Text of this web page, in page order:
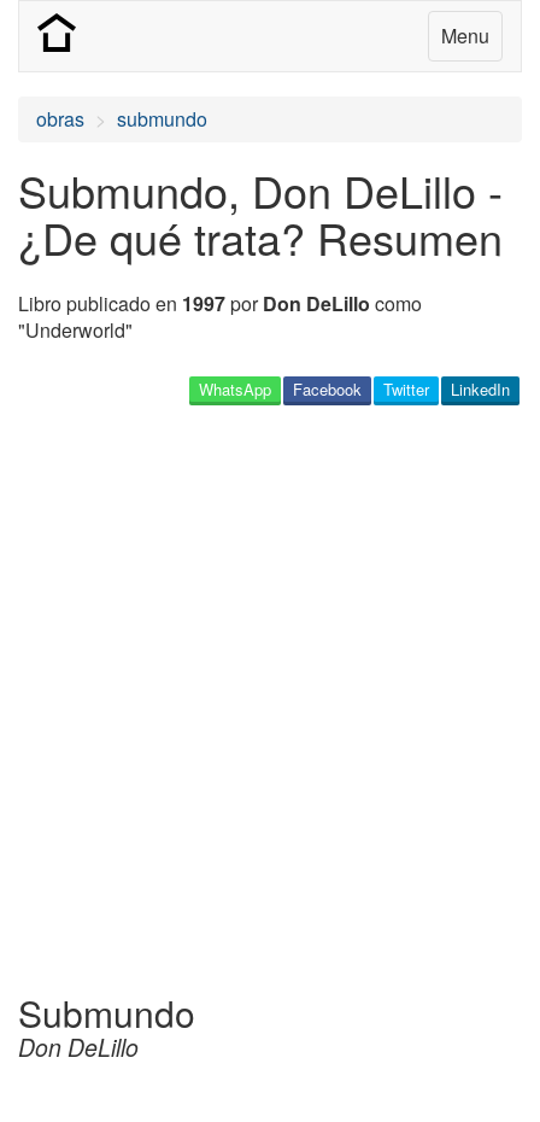
Menu
obras submundo
Submundo, Don DeLillo -
¿De qué trata? Resumen
Libro publicado en 1997porDon DeLillo como
"Underworld"
LinkedIn
Twitter
Facebook
WhatsApp
Submundo
Don DeLillo